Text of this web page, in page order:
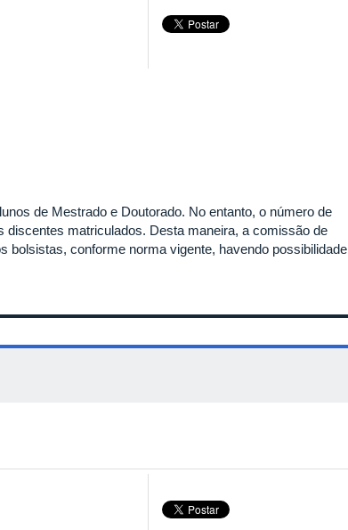
de Mestrado e Doutorado. No entanto, o número de
discentes matriculados. Desta maneira, a comissão de
bolsistas, conforme norma vigente, havendo possibilidade